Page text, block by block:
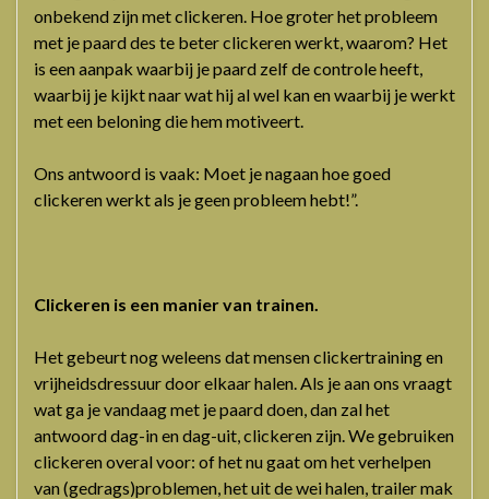
onbekend zijn met clickeren. Hoe groter het probleem
met je paard des te beter clickeren werkt, waarom? Het
is een aanpak waarbij je paard zelf de controle heeft,
waarbij je kijkt naar wat hij al wel kan en waarbij je werkt
met een beloning die hem motiveert.
Ons antwoord is vaak: Moet je nagaan hoe goed
clickeren werkt als je geen probleem hebt!”.
Clickeren is een manier van trainen.
Het gebeurt nog weleens dat mensen clickertraining en
vrijheidsdressuur door elkaar halen. Als je aan ons vraagt
wat ga je vandaag met je paard doen, dan zal het
antwoord dag-in en dag-uit, clickeren zijn. We gebruiken
clickeren overal voor: of het nu gaat om het verhelpen
van (gedrags)problemen, het uit de wei halen, trailer mak